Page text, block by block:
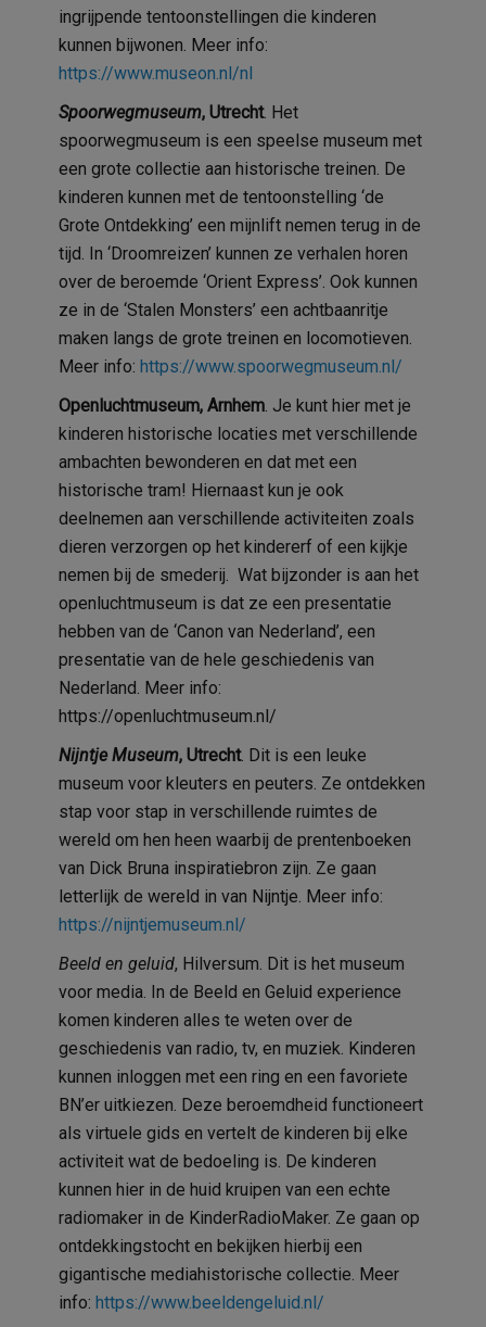
ingrijpende tentoonstellingen die kinderen
kunnen bijwonen. Meer info:
https://www.museon.nl/nl
Spoorwegmuseum, Utrecht. Het
spoorwegmuseum is een speelse museum met
een grote collectie aan historische treinen. De
kinderen kunnen met de tentoonstelling ‘de
Grote Ontdekking’ een mijnlift nemen terug in de
tijd. In ‘Droomreizen’ kunnen ze verhalen horen
over de beroemde ‘Orient Express’. Ook kunnen
ze in de ‘Stalen Monsters’ een achtbaanritje
maken langs de grote treinen en locomotieven.
Meer info: https://www.spoorwegmuseum.nl/
Openluchtmuseum, Arnhem . Je kunt hier met je
kinderen historische locaties met verschillende
ambachten bewonderen en dat met een
historische tram! Hiernaast kun je ook
deelnemen aan verschillende activiteiten zoals
dieren verzorgen op het kindererf of een kijkje
nemen bij de smederij.
Wat bijzonder is aan het
openluchtmuseum is dat ze een presentatie
hebben van de ‘Canon van Nederland’, een
presentatie van de hele geschiedenis van
Nederland. Meer info:
https://openluchtmuseum.nl/
Nijntje Museum, Utrecht. Dit is een leuke
museum voor kleuters en peuters. Ze ontdekken
stap voor stap in verschillende ruimtes de
wereld om hen heen waarbij de prentenboeken
van Dick Bruna inspiratiebron zijn. Ze gaan
letterlijk de wereld in van Nijntje. Meer info:
https://nijntjemuseum.nl/
Beeld en geluid, Hilversum. Dit is het museum
voor media. In de Beeld en Geluid experience
komen kinderen alles te weten over de
geschiedenis van radio, tv, en muziek. Kinderen
kunnen inloggen met een ring en een favoriete
BN’er uitkiezen. Deze beroemdheid functioneert
als virtuele gids en vertelt de kinderen bij elke
activiteit wat de bedoeling is. De kinderen
kunnen hier in de huid kruipen van een echte
radiomaker in de KinderRadioMaker. Ze gaan op
ontdekkingstocht en bekijken hierbij een
gigantische mediahistorische collectie. Meer
info: https://www.beeldengeluid.nl/